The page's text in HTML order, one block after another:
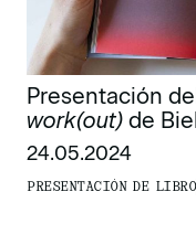
Presentación
work(out) de
24.05.2024
PRESENTACIÓN DE LIBRO